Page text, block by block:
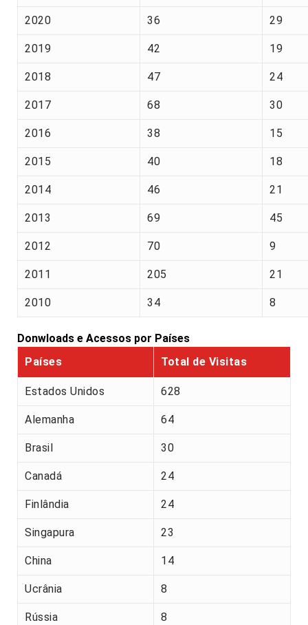
2020 36 29
2019 42 19
2018 47 24
2017 68 30
2016 38 15
2015 40 18
2014 46 21
2013 69 45
2012 70 9
2011 205 21
2010 34 8
Donwloads e Acessos por Países
Países
Total de Visitas
Estados Unidos 628
Alemanha 64
Brasil 30
Canadá 24
Finlândia 24
Singapura 23
China 14
Ucrânia 8
Rússia 8